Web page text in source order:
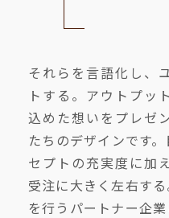
それらを言語化し、
トする。アウトプッ
込めた想いをプレゼ
たちのデザインです
セプトの充実度に加
受注に大きく左右す
を行うパートナー企